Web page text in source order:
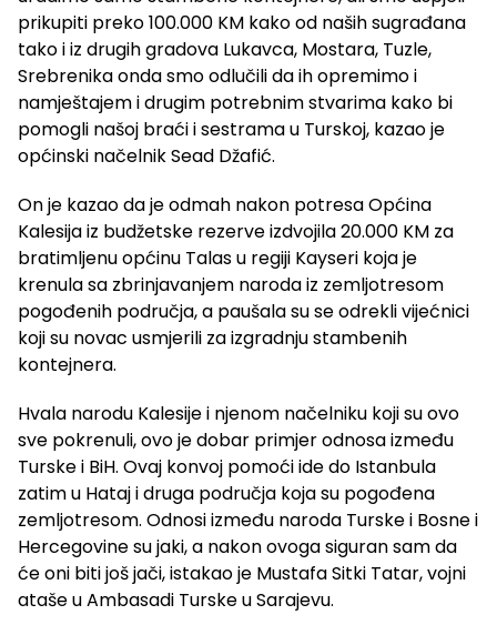
prikupiti preko 100.000 KM kako od naših sugrađana
tako i iz drugih gradova Lukavca, Mostara, Tuzle,
Srebrenika onda smo odlučili da ih opremimo i
namještajem i drugim potrebnim stvarima kako bi
pomogli našoj braći i sestrama u Turskoj, kazao je
općinski načelnik Sead Džafić.
On je kazao da je odmah nakon potresa Općina
Kalesija iz budžetske rezerve izdvojila 20.000 KM za
bratimljenu općinu Talas u regiji Kayseri koja je
krenula sa zbrinjavanjem naroda iz zemljotresom
pogođenih područja, a paušala su se odrekli vijećnici
koji su novac usmjerili za izgradnju stambenih
kontejnera.
Hvala narodu Kalesije i njenom načelniku koji su ovo
sve pokrenuli, ovo je dobar primjer odnosa između
Turske i BiH. Ovaj konvoj pomoći ide do Istanbula
zatim u Hataj i druga područja koja su pogođena
zemljotresom. Odnosi između naroda Turske i Bosne i
Hercegovine su jaki, a nakon ovoga siguran sam da
će oni biti još jači, istakao je Mustafa Sitki Tatar, vojni
ataše u Ambasadi Turske u Sarajevu.